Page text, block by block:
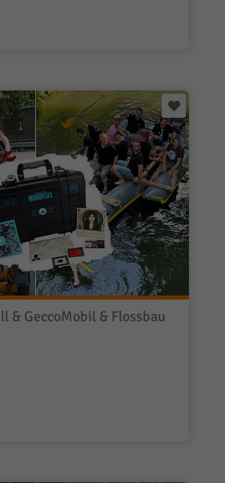
& GeccoMobil & Flossbau